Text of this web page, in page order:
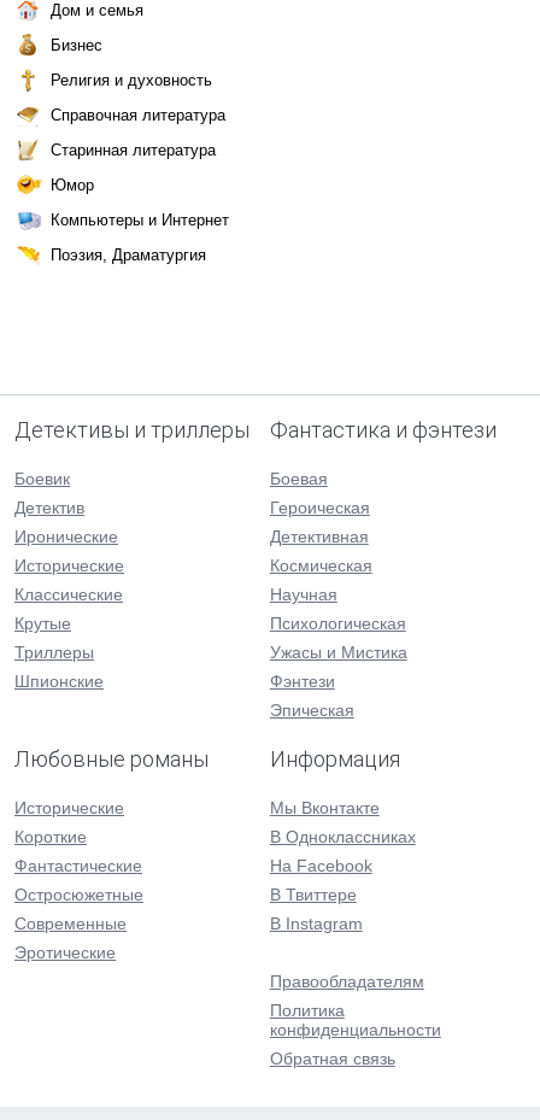
Дом и семья
Бизнес
Религия и духовность
Справочная литература
Старинная литература
Юмор
Компьютеры и Интернет
Поэзия, Драматургия
Детективы и триллеры
Боевик
Детектив
Иронические
Исторические
Классические
Крутые
Триллеры
Шпионские
Фантастика и фэнтези
Боевая
Героическая
Детективная
Космическая
Научная
Психологическая
Ужасы и Мистика
Фэнтези
Эпическая
Любовные романы
Исторические
Короткие
Фантастические
Остросюжетные
Современные
Эротические
Информация
Мы Вконтакте
В Одноклассниках
На Facebook
В Твиттере
В Instagram
Правообладателям
Политика
конфиденциальности
Обратная связь